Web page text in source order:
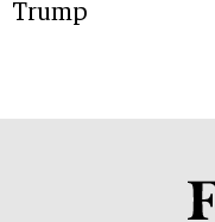
Trump